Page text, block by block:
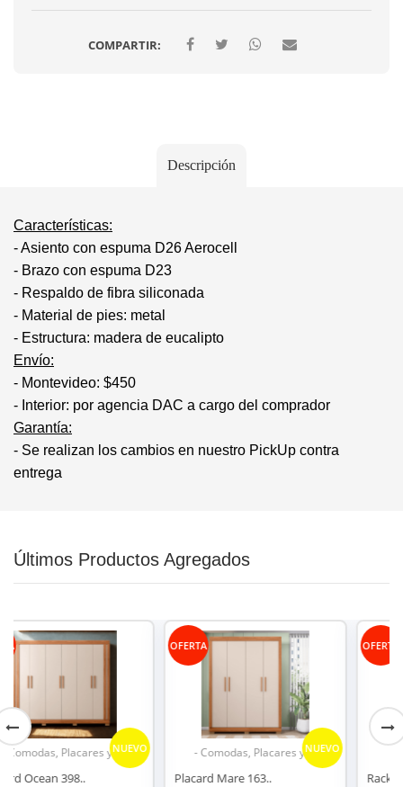
COMPARTIR:
Descripción
Características:
- Asiento con espuma D26 Aerocell
- Brazo con espuma D23
- Respaldo de fibra siliconada
- Material de pies: metal
- Estructura: madera de eucalipto
Envío:
- Montevideo: $450
- Interior: por agencia DAC a cargo del comprador
Garantía:
- Se realizan los cambios en nuestro PickUp contra
entrega
Últimos Productos Agregados
OFERTA
- Comodas, Placares y .. -
Placard Mare 163..
OFERTA
- Racks y modulares.. -
Rack Tv Modelo 113..